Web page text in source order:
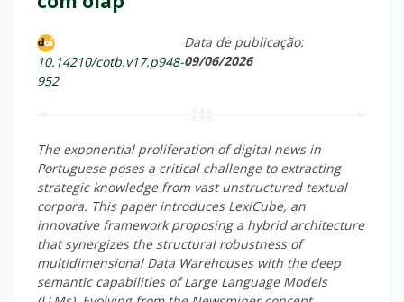
10.14210/cotb.v17.p948-
952
Data de publicação:
09/06/2026
The exponential proliferation of digital news in
Portuguese poses a critical challenge to extracting
strategic knowledge from vast unstructured textual
corpora. This paper introduces LexiCube, an
innovative framework proposing a hybrid architecture
that synergizes the structural robustness of
multidimensional Data Warehouses with the deep
semantic capabilities of Large Language Models